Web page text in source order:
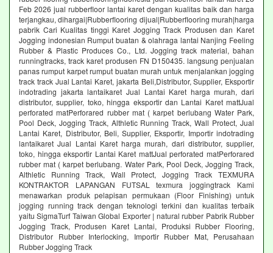
Feb 2026 jual rubberfloor lantai karet dengan kualitas baik dan harga
terjangkau, dihargai|Rubberflooring dijual|Rubberflooring murah|harga
pabrik Cari Kualitas tinggi Karet Jogging Track Produsen dan Karet
Jogging indonesian Rumput buatan & olahraga lantai Nanjing Feeling
Rubber & Plastic Produces Co., Ltd. Jogging track material, bahan
runningtracks, track karet produsen FN D150435. langsung penjualan
panas rumput karpet rumput buatan murah untuk menjalankan jogging
track track Jual Lantai Karet, jakarta Beli,Distributor, Supplier, Eksportir
indotrading jakarta lantaikaret Jual Lantai Karet harga murah, dari
distributor, supplier, toko, hingga eksportir dan Lantai Karet mattJual
perforated matPerforared rubber mat ( karpet berlubang Water Park,
Pool Deck, Jogging Track, Althletic Running Track, Wall Protect, Jual
Lantai Karet, Distributor, Beli, Supplier, Eksportir, Importir indotrading
lantaikaret Jual Lantai Karet harga murah, dari distributor, supplier,
toko, hingga eksportir Lantai Karet mattJual perforated matPerforared
rubber mat ( karpet berlubang. Water Park, Pool Deck, Jogging Track,
Althletic Running Track, Wall Protect, Jogging Track TEXMURA
KONTRAKTOR LAPANGAN FUTSAL texmura joggingtrack Kami
menawarkan produk pelapisan permukaan (Floor Finishing) untuk
jogging running track dengan teknologi terkini dan kualitas terbaik
yaitu SigmaTurf Taiwan Global Exporter | natural rubber Pabrik Rubber
Jogging Track, Produsen Karet Lantai, Produksi Rubber Flooring,
Distributor Rubber Interlocking, Importir Rubber Mat, Perusahaan
Rubber Jogging Track